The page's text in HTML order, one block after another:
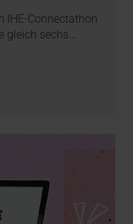
IHE-Connectathon
gleich sechs…